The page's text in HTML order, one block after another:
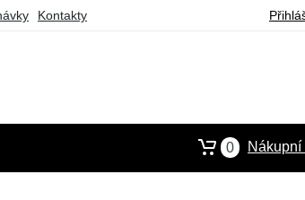
Kontakty
0 Nákupní